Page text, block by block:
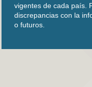
vigentes de cada país.
discrepancias con la
o futuros.